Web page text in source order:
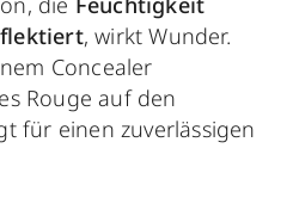
, wirkt Wunder.
Concealer
Rouge auf den
für einen zuverlässigen